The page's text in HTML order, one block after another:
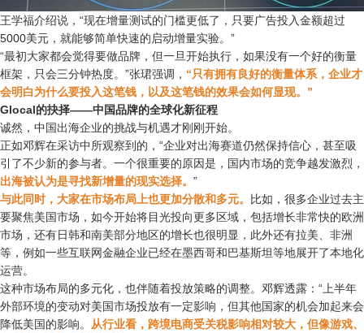
王学福介绍说，“现在增量测试的门槛更低了，只要广告投入金额超过
5000美元，就能够简单快速的启动增量实验。”
“最初大家都会觉得要做品牌，但一旦开始执行，如果没有一个好的衡量
框架，只会三分钟热度。”张珺强调， “只有拥有良好的衡量体系，企业才
会明白为什么要投入这笔钱，以及这笔钱的效果会如何显现。”
Glocal的抉择——中国品牌的全球化新征程
诚然，中国出海企业的挑战与机遇才刚刚开始。
正如邓辉在采访中所观察到的，“企业对出海赛道仍然保持信心，甚至吸
引了不少新的参与者。一个很重要的原因是，国内市场的竞争越发激烈，
出海被认为是寻找新增量的现实选择。 ”
与此同时，大家在市场布局上也更加分散和多元。
比如，很多企业过去主
要聚焦美国市场，如今开始将目光投向更多区域，包括增长非常快的欧洲
市场，还有日韩和南美部分地区的增长也很明显，此外还有拉美、非洲
等，例如一些互联网金融企业已经在墨西哥和巴基斯坦等地展开了本地化
运营。
这种市场布局的多元化，也伴随着投放策略的调整。邓辉透露：“上半年
外部环境的变动对美国市场投放有一定影响，但其他国家的机会加起来会
降低美国的影响。 从行业看，跨境电商受关税影响相对较大，但像游戏、